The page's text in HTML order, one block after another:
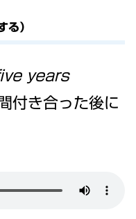
）
years
付き合った後に